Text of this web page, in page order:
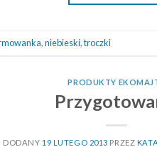
,niebieski,troczki
PRODUKTY
DODANY 19 LUTEGO 2013 PRZEZ